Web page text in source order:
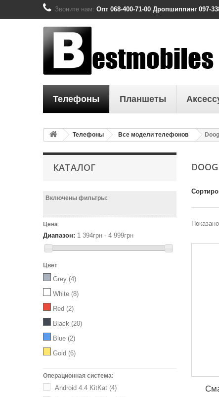
Звоните нам: Опт 068-400-71-00 Дропшиппинг 097-
Телефоны Планшеты
Телефоны Все модели телефонов
КАТАЛОГ
Включены фильтры:
Цена
Диапазон: 1 394грн - 4 999грн
Цвет
Grey (4)
White (8)
Red (2)
Black (20)
Blue (2)
Gold (6)
Операционная система:
Android 4.4 KitKat (4)